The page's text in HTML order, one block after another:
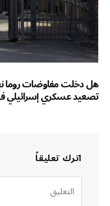
هل دخلت مفاوضات روما
تصعيد عسكري إسرائيلي
اترك تعليقاً